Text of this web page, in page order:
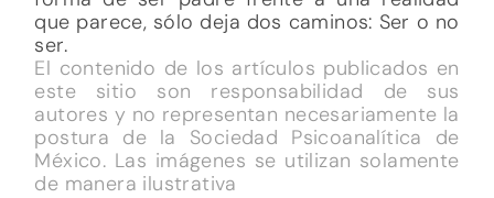
que parece, sólo deja dos caminos: Ser o no
ser.
El contenido de los artículos publicados en
este sitio son responsabilidad de sus
autores y no representan necesariamente la
postura de la Sociedad Psicoanalítica de
México. Las imágenes se utilizan solamente
de manera ilustrativa